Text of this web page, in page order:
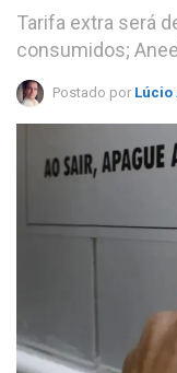
Tarifa extra será
consumidos;
Postado por Lúcio